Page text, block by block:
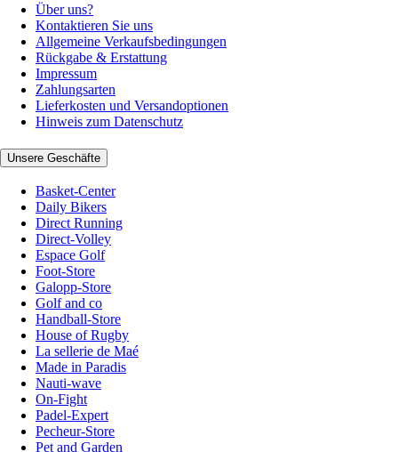
Über uns?
Kontaktieren Sie uns
Allgemeine Verkaufsbedingungen
Rückgabe & Erstattung
Impressum
Zahlungsarten
Lieferkosten und Versandoptionen
Hinweis zum Datenschutz
Unsere Geschäfte
Basket-Center
Daily Bikers
Direct Running
Direct-Volley
Espace Golf
Foot-Store
Galopp-Store
Golf and co
Handball-Store
House of Rugby
La sellerie de Maé
Made in Paradis
Nauti-wave
On-Fight
Padel-Expert
Pecheur-Store
Pet and Garden